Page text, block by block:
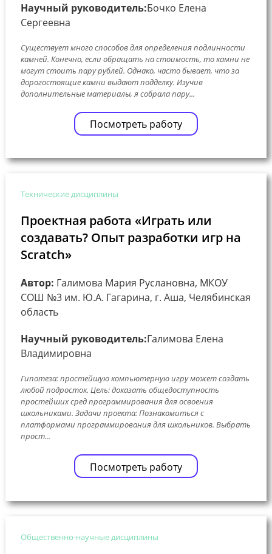
Научный руководитель:Бочко Елена
Сергеевна
Существует много способов для определения подлинности
камней. Конечно, если обращать на стоимость, то камни не
могут стоить пару рублей. Однако, часто бывает, что за
дорогостоящие камни выдают подделку. Изучив
дополнительные материалы, я собрала пару...
Посмотреть работу
Технические дисциплины
Проектная работа «Играть или
создавать? Опыт разработки игр на
Scratch»
Автор: Галимова Мария Руслановна, МКОУ
СОШ №3 им. Ю.А. Гагарина, г. Аша, Челябинская
область
Научный руководитель:Галимова Елена
Владимировна
Гипотеза: простейшую компьютерную игру может создать
любой подросток. Цель: доказать общедоступность
простейших сред программирования для освоения
школьниками. Задачи проекта: Познакомиться с
платформами программирования для школьников. Выбрать
прост...
Посмотреть работу
Общественно-научные дисциплины